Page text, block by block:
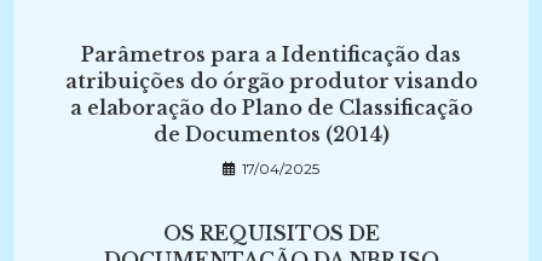
Parâmetros para a Identificação das
atribuições do órgão produtor visando
a elaboração do Plano de Classificação
de Documentos (2014)
17/04/2025
OS REQUISITOS DE